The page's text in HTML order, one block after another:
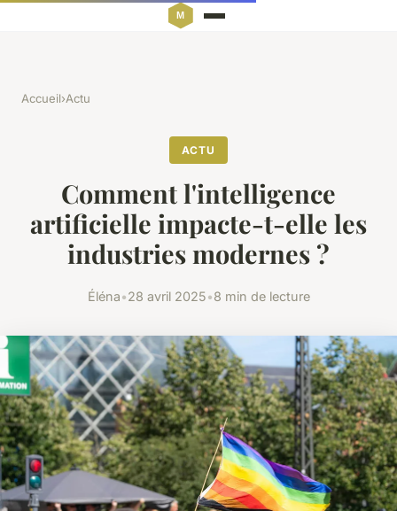
Accueil›Actu
ACTU
Comment l'intelligence
artificielle impacte-t-elle les
industries modernes ?
Éléna•28 avril 2025•8 min de lecture